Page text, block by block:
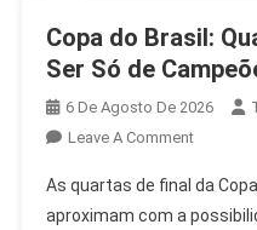
Copa do Brasil:
Ser Só de
6 De Agosto De 2026
Leave A CommentOn
Do
Brasil:
As quartas de final da
aproximam com a